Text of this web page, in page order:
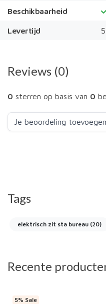
Beschikbaarheid
Levertijd
Reviews (0)
0 sterren op basis van 0
Je beoordeling toevoegen
Tags
elektrisch zit sta bureau (20)
Recente
5% Sale